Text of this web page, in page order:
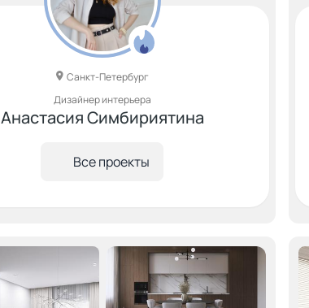
Санкт-Петербург
Дизайнер интерьера
Анастасия Симбириятина
Все проекты